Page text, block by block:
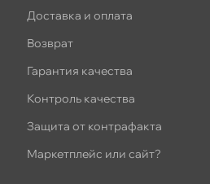
Доставка и оплата
озврат
Гарантия качества
Контроль качества
Защита от контрафакта
Маркетплейс или сайт?